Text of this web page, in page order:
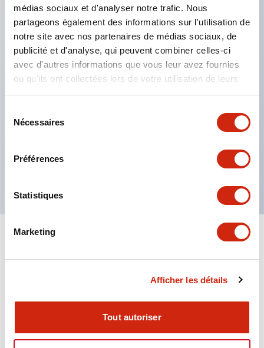
médias sociaux et d'analyser notre trafic. Nous
partageons également des informations sur l'utilisation de
notre site avec nos partenaires de médias sociaux, de
publicité et d'analyse, qui peuvent combiner celles-ci
avec d'autres informations que vous leur avez fournies
ou qu'ils ont collectées lors de votre utilisation de leurs
services.
Nécessaires
Préférences
Statistiques
Marketing
Afficher les détails
Tout autoriser
Les contacts ne se ferment pas lors du passage de
Arrêt (pos. 3) à Arrêt (pos. 1) (selon IEC60204-1
9.2.5.8)
Variété de configurations de contacts (jusqu'à
deux OFF-ON-OFF, deux contacts de surveillance
retour)
Disponible avec ou sans couverture en caoutchouc
(la couverture assure une étanchéité IP65)
Tout développer+
Documents et fichiers